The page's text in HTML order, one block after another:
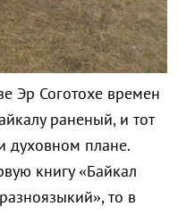
Эр Соготохе времен
раненый, и тот
духовном плане.
книгу «Байкал
то в